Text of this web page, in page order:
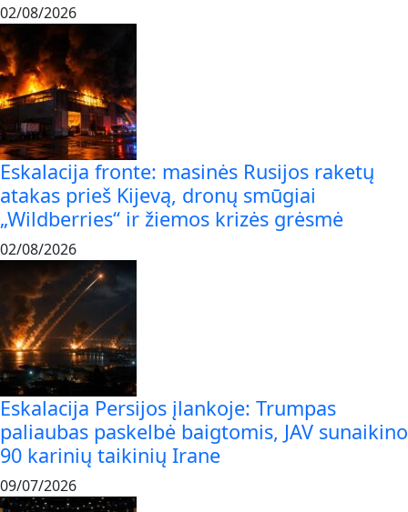
02/08/2026
Eskalacija fronte: masinės Rusijos raketų
atakas prieš Kijevą, dronų smūgiai
„Wildberries“ ir žiemos krizės grėsmė
02/08/2026
Eskalacija Persijos įlankoje: Trumpas
paliaubas paskelbė baigtomis, JAV sunaikino
90 karinių taikinių Irane
09/07/2026